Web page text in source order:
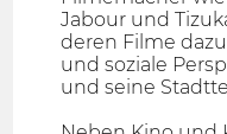
Jabour und
deren Filme
und soziale
und seine